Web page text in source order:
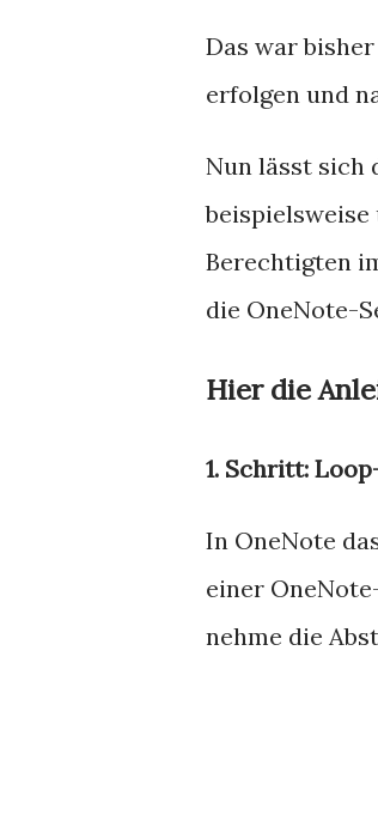
Das war
erfolgen und
Nun lässt sich
Berechtigten
die OneNote-
Hier die
1. Schritt:
In OneNote
einer
nehme die